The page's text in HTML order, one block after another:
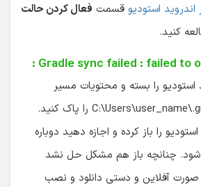
قسمت فعال کردن حالت
کنید.
را بسته و محتویات مسیر
C:\Users\user_name\.gradle\wrapper\dists را پاک کنید.
را باز کرده و اجازه دهید دوباره
شود. چنانچه باز هم مشکل حل نشد
صورت آفلاین و دستی دانلود و نصب